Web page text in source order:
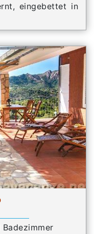
eingebettet in